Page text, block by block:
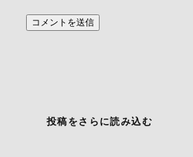
投稿をさらに読み込む